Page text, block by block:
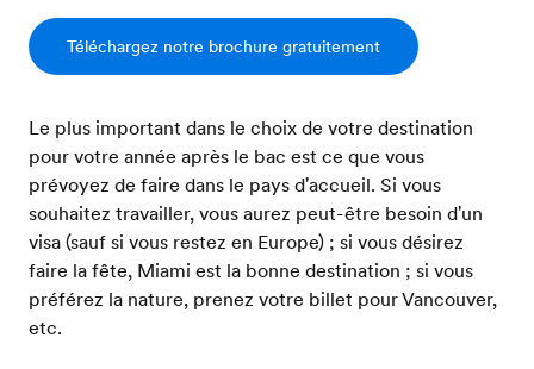
Téléchargez notre brochure gratuitement
Le plus important dans le choix de votre destination
pour votre année après le bac est ce que vous
prévoyez de faire dans le pays d'accueil. Si vous
souhaitez travailler, vous aurez peut-être besoin d'un
visa (sauf si vous restez en Europe) ; si vous désirez
faire la fête, Miami est la bonne destination ; si vous
préférez la nature, prenez votre billet pour Vancouver,
etc.